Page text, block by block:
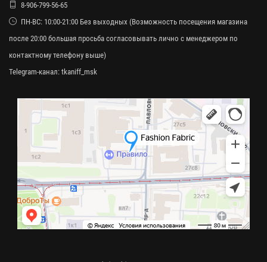
8-906-799-56-65
ПН-ВС: 10:00-21:00 Без выходных (Возможность посещения магазина
после 20:00 большая просьба согласовывать лично с менеджером по
контактному телефону выше)
Telegram-канал: tkaniff_msk